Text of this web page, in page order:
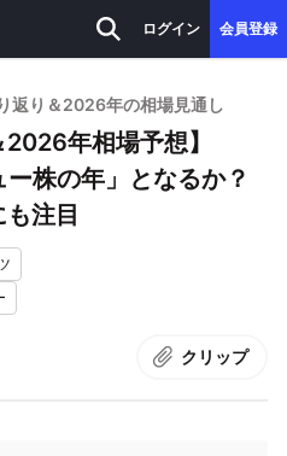
ログイン 会員登録
返り＆2026年の相場見通し
2026年相場予想】
株の年」となるか？
注目
クリップ